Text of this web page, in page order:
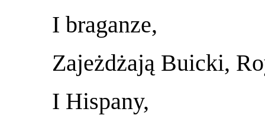
I braganze,
Zajeżdżają Buicki,
I Hispany,